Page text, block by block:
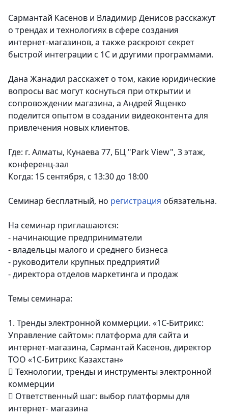
Сармантай Касенов и Владимир Денисов расскажут
о трендах и технологиях в сфере создания
интернет-магазинов, а также раскроют секрет
быстрой интеграции с 1С и другими программами.
Дана Жанадил расскажет о том, какие юридические
вопросы вас могут коснуться при открытии и
сопровождении магазина, а Андрей Ященко
поделится опытом в создании видеоконтента для
привлечения новых клиентов.
Где: г. Алматы, Кунаева 77, БЦ "Park View", 3 этаж,
конференц-зал
Когда: 15 сентября, с 13:30 до 18:00
Семинар бесплатный, но регистрация обязательна.
На семинар приглашаются:
- начинающие предприниматели
- владельцы малого и среднего бизнеса
- руководители крупных предприятий
- директора отделов маркетинга и продаж
Темы семинара:
1. Тренды электронной коммерции. «1С-Битрикс:
Управление сайтом»: платформа для сайта и
интернет-магазина, Сармантай Касенов, директор
ТОО «1С-Битрикс Казахстан»
 Технологии, тренды и инструменты электронной
коммерции
 Ответственный шаг: выбор платформы для
интернет- магазина